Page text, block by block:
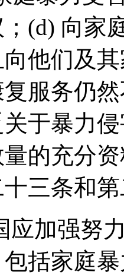
(d) 向家
向他们及
服务仍
于暴力
的充分
三条和
应加强努
括家庭